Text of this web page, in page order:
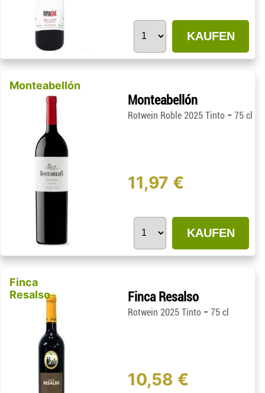
KAUFEN
Monteabellón
Monteabellón
Rotwein Roble 2025 Tinto -75 cl
11,97 €
KAUFEN
Finca
Resalso
Finca Resalso
Rotwein 2025 Tinto -75 cl
10,58 €